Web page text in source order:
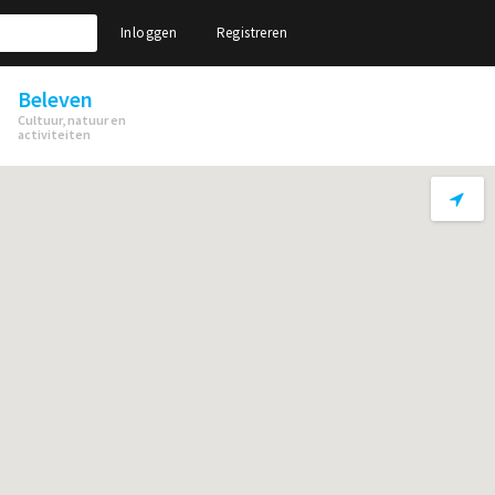
Inloggen Registreren
Beleven
Cultuur, natuur en
activiteiten